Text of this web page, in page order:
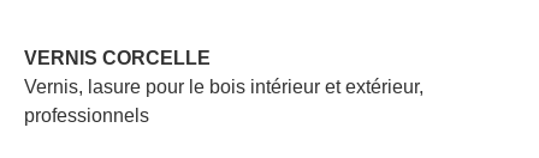
VERNIS CORCELLE
Vernis, lasure pour le bois intérieur et extérieur,
professionnels